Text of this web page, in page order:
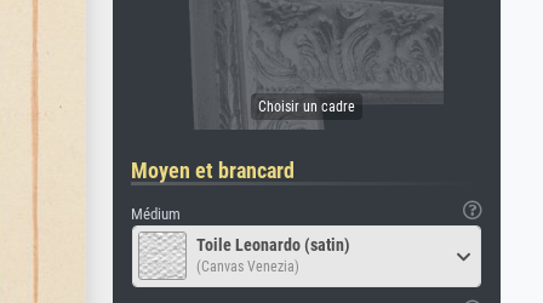
Moyen et brancard
Médium
Toile Leonardo (satin)
(Canvas Venezia)